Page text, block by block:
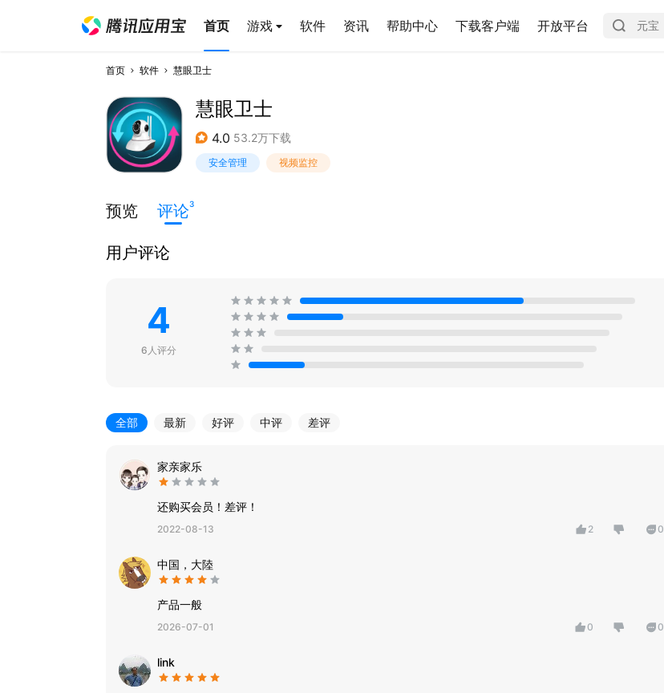
首页 游戏 软件 资讯 帮助中心 下载客户端 开放平台
首页 软件 慧眼卫士
慧眼卫士
4.0 53.2万下载
安全管理 视频监控
预览 评论3
用户评论
4
6人评分
全部 最新 好评 中评 差评
家亲家乐
还购买会员！差评！
2022-08-13 2 0
中国，大陸
产品一般
2026-07-01 0 0
link